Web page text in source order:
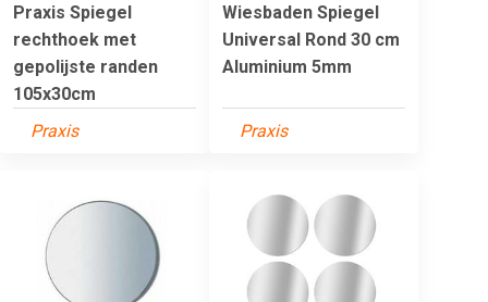
Praxis Spiegel
rechthoek met
gepolijste randen
105x30cm
Praxis
Wiesbaden Spiegel
Universal Rond 30 cm
Aluminium 5mm
Praxis